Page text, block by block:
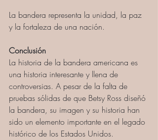
La bandera representa la unidad, la paz
y la fortaleza de una nación.
Conclusión
La historia de la bandera americana es
una historia interesante y llena de
controversias. A pesar de la falta de
pruebas sólidas de que Betsy Ross diseñó
la bandera, su imagen y su historia han
sido un elemento importante en el legado
histórico de los Estados Unidos.